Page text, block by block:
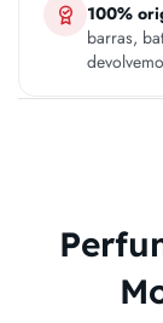
100%
barras,